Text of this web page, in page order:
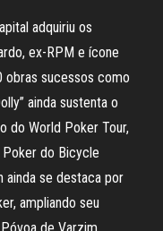
adquiriu os
ex-RPM e ícone
obras sucessos como
ainda sustenta o
do World Poker Tour,
do Bicycle
ainda se destaca por
ampliando seu